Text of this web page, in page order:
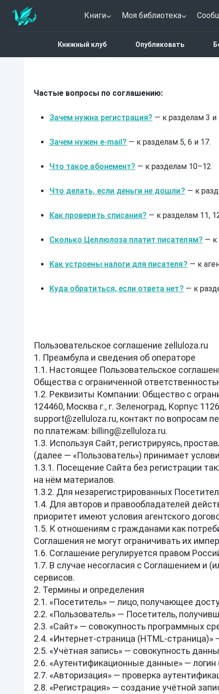
Книги Моя библиотека
Книжный клуб Опубликовать
Пользовательское
Частые вопросы по соглашению:
Зачем нужна регистрация? — к разделам 3 и
Зачем нужен e-mail? — к разделам 5, 6 и 17.
Что такое абонемент? — к разделам 10–12.
Что делать, если деньги не дошли? — к
Как проверить списания? — к разделам 11,
Сколько Целлюлоза платит писателям? — к
Как устроены налоги для писателя? — к
Куда обратиться, если ответа нет? — к
Пользовательское соглашение zelluloza.ru
1. Преамбула и сведения об операторе
1.1. Настоящее Пользовательское
Общества с ограниченной
1.2. Реквизиты Компании: Общество с
124460, Москва г., г. Зеленоград, Корпус
support@zelluloza.ru, контакт по вопросам
по платежам: billing@zelluloza.ru.
1.3. Используя Сайт, регистрируясь,
(далее — «Пользователь») принимает
1.3.1. Посещение Сайта без регистрации
на нём материалов.
1.3.2. Для незарегистрированных
1.4. Для авторов и правообладателей
приоритет имеют условия агентского
1.5. К отношениям с гражданами как
Соглашения не могут ограничивать их
1.6. Соглашение регулируется правом
1.7. В случае несогласия с Соглашением и
сервисов.
2. Термины и определения
2.1. «Посетитель» — лицо, получающее
2.2. «Пользователь» — Посетитель,
2.3. «Сайт» — совокупность программных
2.4. «Интернет‑страница
2.5. «Учётная запись» — совокупность
2.6. «Аутентификационные данные» —
2.7. «Авторизация» — проверка
2.8. «Регистрация» — создание учётной